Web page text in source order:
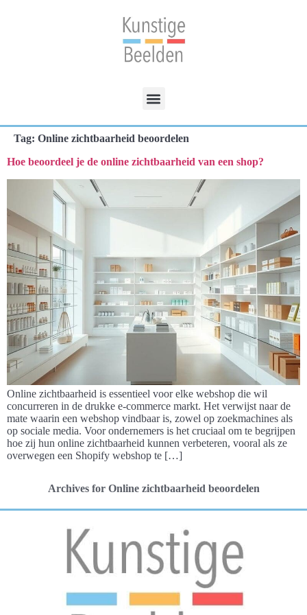
Tag: Online zichtbaarheid beoordelen
Hoe beoordeel je de online zichtbaarheid van een shop?
Online zichtbaarheid is essentieel voor elke webshop die wil
concurreren in de drukke e-commerce markt. Het verwijst naar de
mate waarin een webshop vindbaar is, zowel op zoekmachines als
op sociale media. Voor ondernemers is het cruciaal om te begrijpen
hoe zij hun online zichtbaarheid kunnen verbeteren, vooral als ze
overwegen een Shopify webshop te […]
Archives for Online zichtbaarheid beoordelen